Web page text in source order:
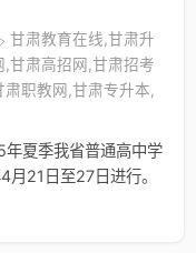
肃教育在线,甘肃升
甘肃高招网,甘肃招考
职教网,甘肃专升本,
夏季我省普通高中学
21日至27日进行。